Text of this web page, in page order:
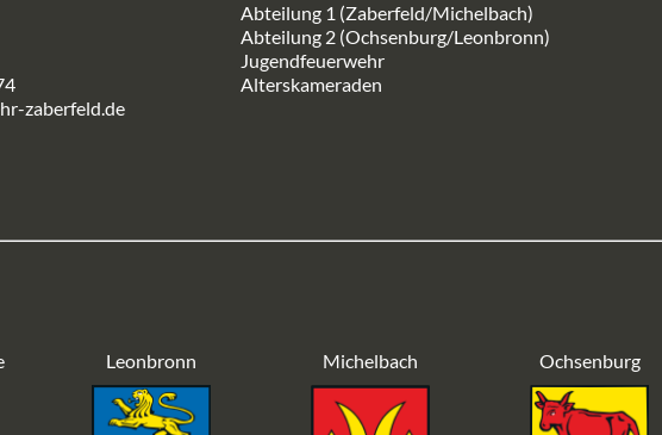
zaberfeld.de
Abteilung 1 (Zaberfeld/Michelbach)
Abteilung 2 (Ochsenburg/Leonbronn)
Jugendfeuerwehr
Alterskameraden
Leonbronn Michelbach Ochsenburg